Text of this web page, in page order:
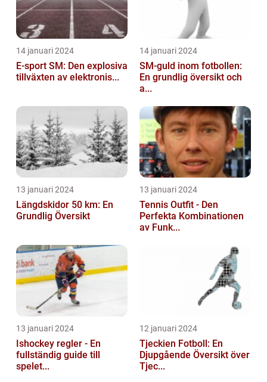
14 januari 2024
E-sport SM: Den explosiva
tillväxten av elektronis...
14 januari 2024
SM-guld inom fotbollen:
En grundlig översikt och
a...
13 januari 2024
Längdskidor 50 km: En
Grundlig Översikt
13 januari 2024
Tennis Outfit - Den
Perfekta Kombinationen
av Funk...
13 januari 2024
Ishockey regler - En
fullständig guide till
spelet...
12 januari 2024
Tjeckien Fotboll: En
Djupgående Översikt över
Tjec...